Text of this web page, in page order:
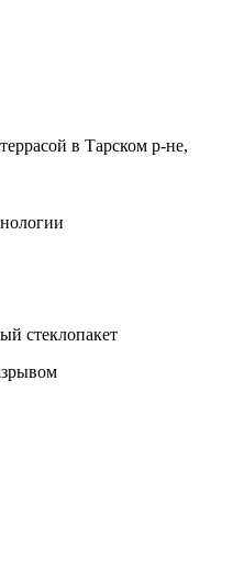
в Тарском р-не,
стеклопакет